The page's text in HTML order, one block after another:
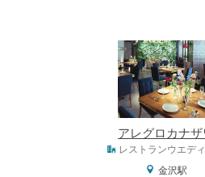
アレグロカナザ
レストランウエデ
金沢駅